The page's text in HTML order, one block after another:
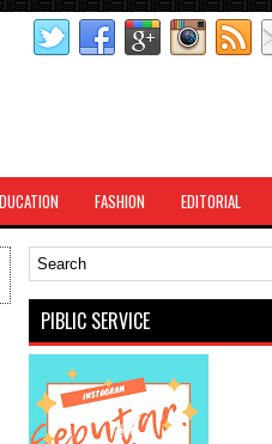
FASHION EDITORIAL
PIBLIC SERVICE